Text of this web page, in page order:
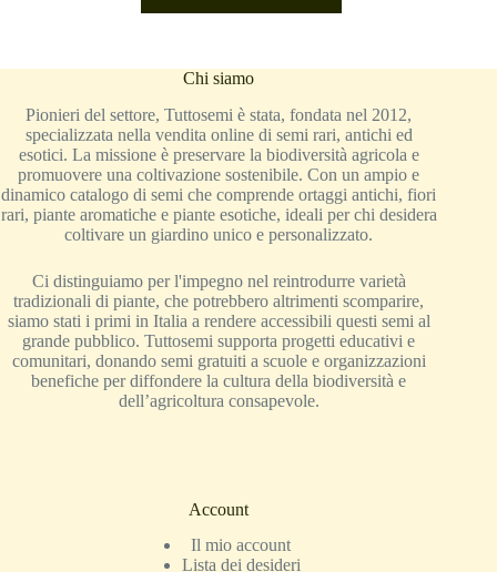
Chi siamo
Pionieri del settore, Tuttosemi è stata, fondata nel 2012,
specializzata nella vendita online di semi rari, antichi ed
esotici. La missione è preservare la biodiversità agricola e
promuovere una coltivazione sostenibile. Con un ampio e
dinamico catalogo di semi che comprende ortaggi antichi, fiori
rari, piante aromatiche e piante esotiche, ideali per chi desidera
coltivare un giardino unico e personalizzato.
Ci distinguiamo per l'impegno nel reintrodurre varietà
tradizionali di piante, che potrebbero altrimenti scomparire,
siamo stati i primi in Italia a rendere accessibili questi semi al
grande pubblico. Tuttosemi supporta progetti educativi e
comunitari, donando semi gratuiti a scuole e organizzazioni
benefiche per diffondere la cultura della biodiversità e
dell’agricoltura consapevole.
Account
Il mio account
Lista dei desideri